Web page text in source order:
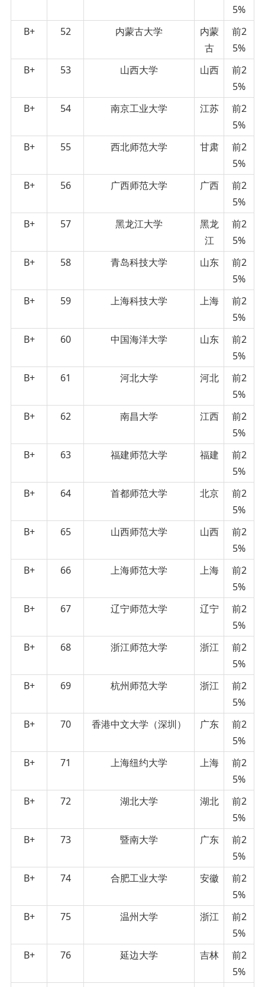
5%
B+
52 内蒙古大学
内蒙
古
前2
5%
B+
53 山西大学 山西
前2
5%
B+
54 南京工业大学 江苏
前2
5%
B+
55 西北师范大学 甘肃
前2
5%
B+
56 广西师范大学 广西
前2
5%
B+
57 黑龙江大学
黑龙
江
前2
5%
B+
58 青岛科技大学 山东
前2
5%
B+
59 上海科技大学 上海
前2
5%
B+
60 中国海洋大学 山东
前2
5%
B+
61 河北大学 河北
前2
5%
B+
62 南昌大学 江西
前2
5%
B+
63 福建师范大学 福建
前2
5%
B+
64 首都师范大学 北京
前2
5%
B+
65 山西师范大学 山西
前2
5%
B+
66 上海师范大学 上海
前2
5%
B+
67 辽宁师范大学 辽宁
前2
5%
B+
68 浙江师范大学 浙江
前2
5%
B+
69 杭州师范大学 浙江
前2
5%
B+
70 香港中文大学（深圳） 广东
前2
5%
B+
71 上海纽约大学 上海
前2
5%
B+
72 湖北大学 湖北
前2
5%
B+
73 暨南大学 广东
前2
5%
B+
74 合肥工业大学 安徽
前2
5%
B+
75 温州大学 浙江
前2
5%
B+
76 延边大学 吉林
前2
5%